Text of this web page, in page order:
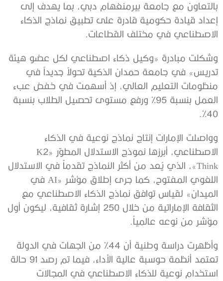
بالتعاون مع جامعة بيرمنغهام دبي، بما يهدف إلى
إعداد قيادة حكومية قادرة على تطبيق نماذج الذكاء
الاصطناعي في مختلف القطاعات.
وشكلت مبادرة «وكيل ذكاء اصطناعي لكل عضو هيئة
تدريس» في جامعة حمدان الذكية تحولاً جديداً في
منظومات التعليم العالي، إذ أسهمت في خفض عبء
العمل بنسبة 95% ورفع مستوى تحصيل الطلاب بنسبة
40%.
وواصلت الإمارات إنتاج نماذج نوعية في الذكاء
الاصطناعي، أبرزها نموذج الاستدلال المطوّر «K2
Think»، الذي يُعد من أكثر النماذج تقدماً في الاستدلال
اللغوي المفتوح، كما جرى إطلاق مؤشر «AI في
الميدان» لقياس توافق نماذج الذكاء الاصطناعي مع
الثقافة الإماراتية من خلال 250 إشارة ثقافية، ليكون أول
مؤشر من نوعه عالمياً.
وأظهرت دراسة وطنية أن 44% من الجهات في الدولة
تعتمد أنظمة حوسبة عالية الأداء، فيما تم رصد 91 حالة
استخدام نوعية للذكاء الاصطناعي في المجالات